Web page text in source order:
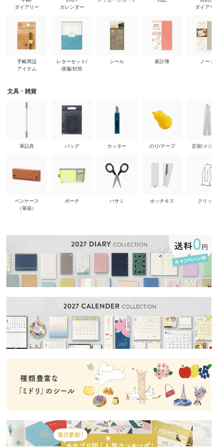
ダイアリー
手帳周辺
アイテム
カレンダー
レターセット/
便箋/封筒
シール 家計簿
ダイアリ
ノート
文具・雑貨
筆記具
ペンケース
（筆箱）
バッグ
ポーチ
カッター
ハサミ
のり/テープ
ホッチキス
定規/メジ
クリップ